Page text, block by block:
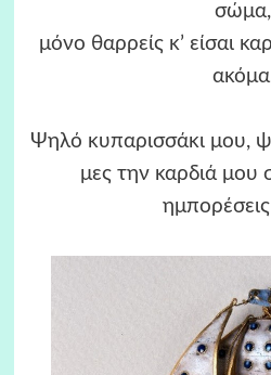
σώμα,
μόνο θαρρείς κ’ είσαι
Ψηλό κυπαρισσάκι μου,
μες την καρδιά μου